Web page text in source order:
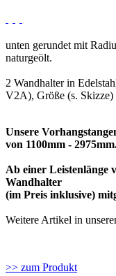
unten gerundet mit
naturgeölt.
2 Wandhalter in
V2A), Größe (s. Skizze)
Unsere
von 1100mm -
Ab einer Leistenlänge
Wandhalter
(im Preis inklusive)
Weitere Artikel in
>> zum Produkt